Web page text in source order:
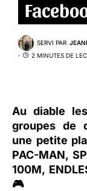
SERVI PAR
2 MINUTES DE
Au diable
groupes de
une petite
PAC-MAN,
100M,
🎮